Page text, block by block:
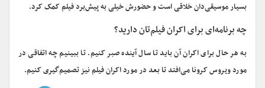
بسیار موسیقی‌دان خلاقی است و حضورش خیلی به پیش‌برد فیلم کمک کرد.
چه برنامه‌ای برای اکران فیلم‌تان دارید؟
به هر حال برای اکران آن باید تا سال آینده صبر کنیم. تا ببینیم چه اتفاقی در
مورد ویروس کرونا می‌افتد تا بعد در مورد اکران فیلم نیز تصمیم‌گیری کنیم.